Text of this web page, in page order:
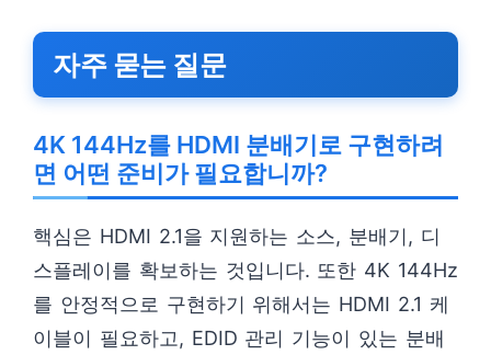
자주 묻는 질문
4K 144Hz를 HDMI 분배기로 구현하려
면 어떤 준비가 필요합니까?
핵심은 HDMI 2.1을 지원하는 소스, 분배기, 디
스플레이를 확보하는 것입니다. 또한 4K 144Hz
를 안정적으로 구현하기 위해서는 HDMI 2.1 케
이블이 필요하고, EDID 관리 기능이 있는 분배